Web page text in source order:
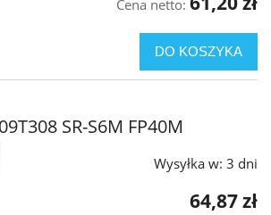
Cena netto:
DO KOSZYKA
SR-S6M FP40M
Wysyłka w: 3 dni
64,87 zł